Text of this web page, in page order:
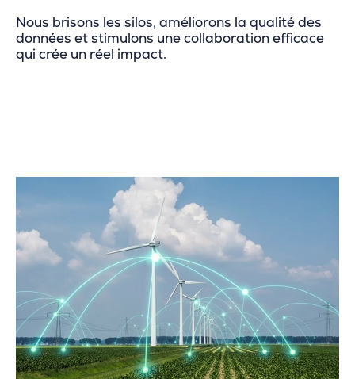
Nous brisons les silos, améliorons la qualité des
données et stimulons une collaboration efficace
qui crée un réel impact.